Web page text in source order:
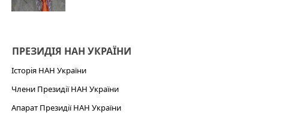
ПРЕЗИДІЯ НАН УКРАЇНИ
Історія НАН України
Члени Президії НАН України
Апарат Президії НАН України